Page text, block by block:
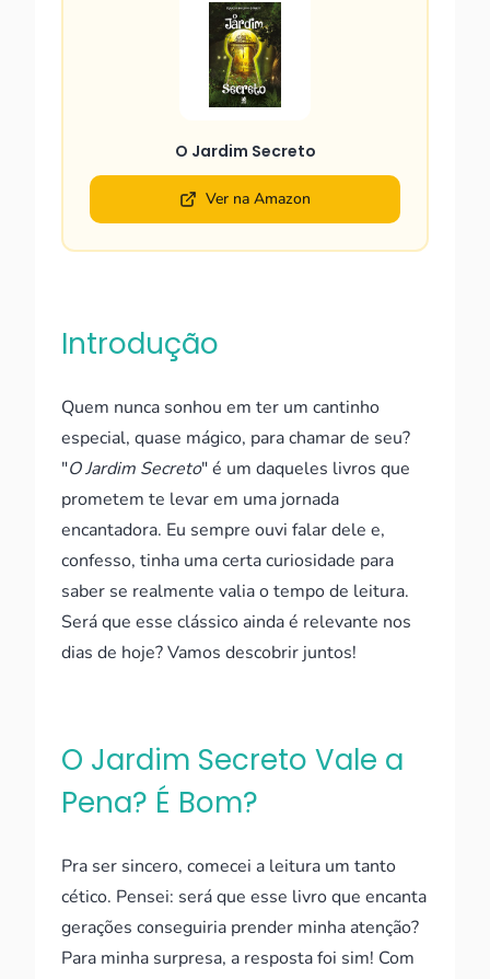
O Jardim Secreto
Ver na Amazon
Introdução
Quem nunca sonhou em ter um cantinho
especial, quase mágico, para chamar de seu?
"O Jardim Secreto" é um daqueles livros que
prometem te levar em uma jornada
encantadora. Eu sempre ouvi falar dele e,
confesso, tinha uma certa curiosidade para
saber se realmente valia o tempo de leitura.
Será que esse clássico ainda é relevante nos
dias de hoje? Vamos descobrir juntos!
O Jardim Secreto Vale a
Pena? É Bom?
Pra ser sincero, comecei a leitura um tanto
cético. Pensei: será que esse livro que encanta
gerações conseguiria prender minha atenção?
Para minha surpresa, a resposta foi sim! Com